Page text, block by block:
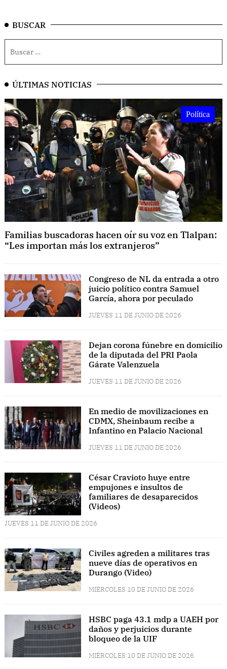
BUSCAR
ÚLTIMAS NOTICIAS
Política
Familias buscadoras hacen oír su voz en Tlalpan:
“Les importan más los extranjeros”
Congreso de NL da entrada a otro
juicio político contra Samuel
García, ahora por peculado
JUEVES 11 DE JUNIO DE 2026
Dejan corona fúnebre en domicilio
de la diputada del PRI Paola
Gárate Valenzuela
JUEVES 11 DE JUNIO DE 2026
En medio de movilizaciones en
CDMX, Sheinbaum recibe a
Infantino en Palacio Nacional
JUEVES 11 DE JUNIO DE 2026
César Cravioto huye entre
empujones e insultos de
familiares de desaparecidos
(Videos)
JUEVES 11 DE JUNIO DE 2026
Civiles agreden a militares tras
nueve días de operativos en
Durango (Video)
MIÉRCOLES 10 DE JUNIO DE 2026
HSBC paga 43.1 mdp a UAEH por
daños y perjuicios durante
bloqueo de la UIF
MIÉRCOLES 10 DE JUNIO DE 2026